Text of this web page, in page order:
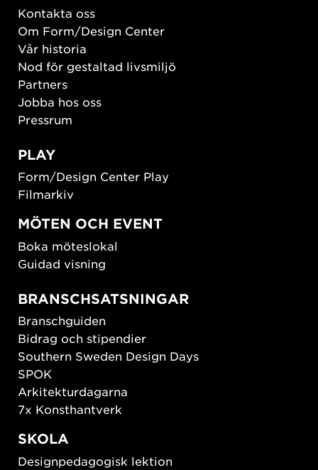
Kontakta oss
Om Form/Design Center
Vår historia
Nod för gestaltad livsmiljö
Partners
Jobba hos oss
Pressrum
PLAY
Form/Design Center Play
Filmarkiv
MÖTEN OCH EVENT
Boka möteslokal
Guidad visning
BRANSCHSATSNINGAR
Branschguiden
Bidrag och stipendier
Southern Sweden Design Days
SPOK
Arkitekturdagarna
7x Konsthantverk
SKOLA
Designpedagogisk lektion